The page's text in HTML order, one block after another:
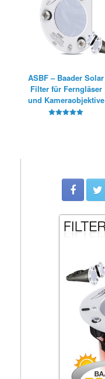
ASBF – Baader Solar
Filter für Ferngläser
und Kameraobjektive